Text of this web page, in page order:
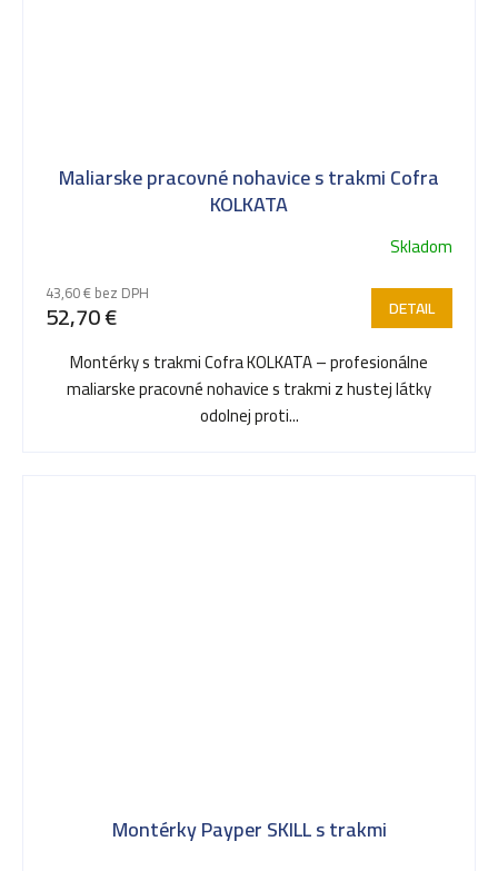
Maliarske pracovné nohavice s trakmi Cofra
KOLKATA
Skladom
43,60 € bez DPH
52,70 € DETAIL
Montérky s trakmi Cofra KOLKATA – profesionálne
maliarske pracovné nohavice s trakmi z hustej látky
odolnej proti...
Montérky Payper SKILL s trakmi